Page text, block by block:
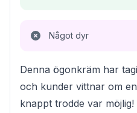
Något dyr
Denna ögonkräm har
och kunder vittnar om en
knappt trodde var